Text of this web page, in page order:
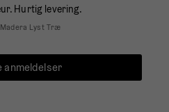
Hurtig levering.
Lyst Træ
anmeldelser